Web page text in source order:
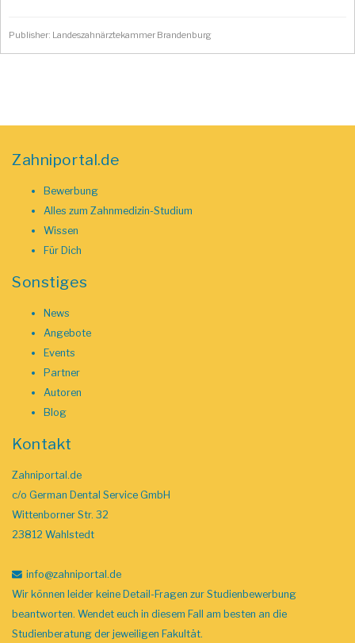
Publisher: Landeszahnärztekammer Brandenburg
Zahniportal.de
Bewerbung
Alles zum Zahnmedizin-Studium
Wissen
Für Dich
Sonstiges
News
Angebote
Events
Partner
Autoren
Blog
Kontakt
Zahniportal.de
c/o German Dental Service GmbH
Wittenborner Str. 32
23812 Wahlstedt
info@zahniportal.de
Wir können leider keine Detail-Fragen zur Studienbewerbung
beantworten. Wendet euch in diesem Fall am besten an die
Studienberatung der jeweiligen Fakultät.